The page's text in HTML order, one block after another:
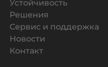
Устойчивость
Решения
Сервис и поддержка
Новости
Контакт